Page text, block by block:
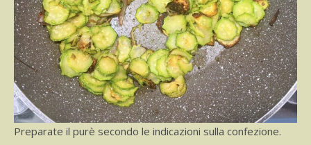
Preparate il purè secondo le indicazioni sulla confezione.